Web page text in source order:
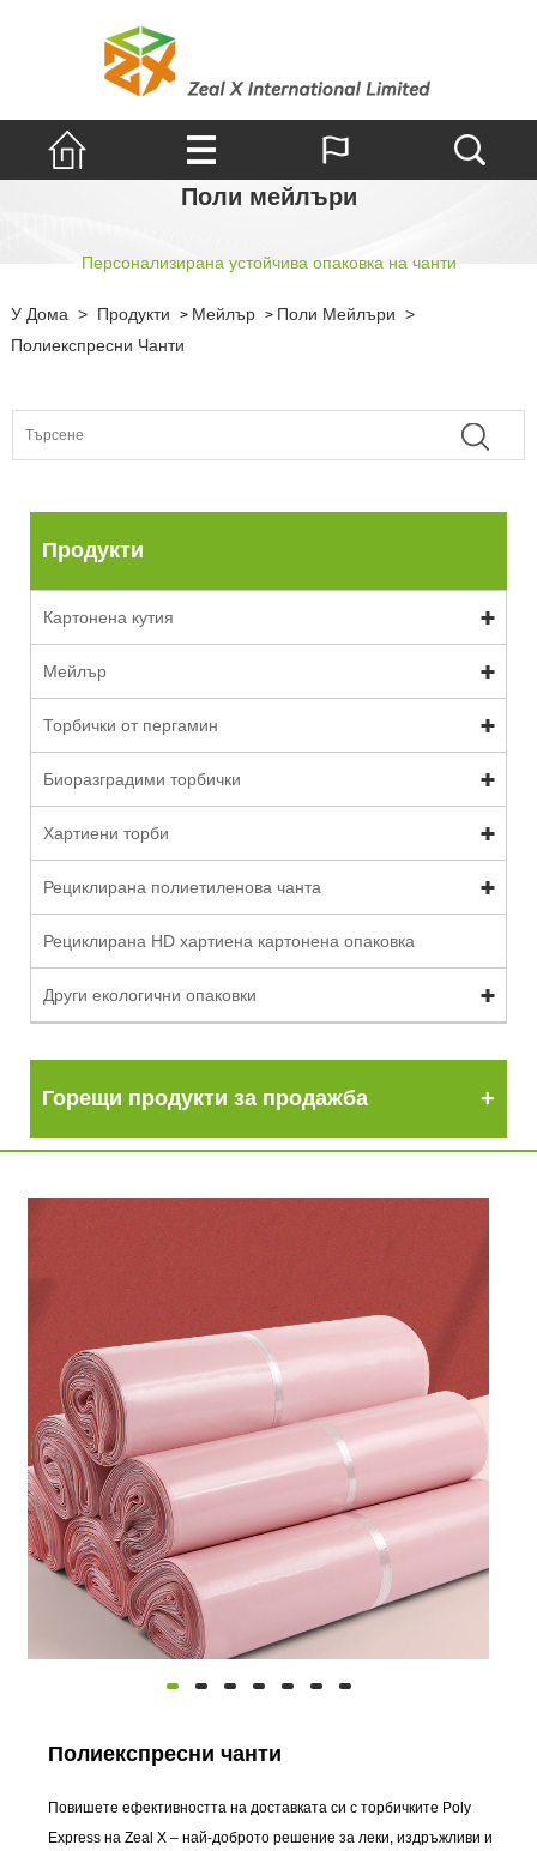
Поли мейлъри
Персонализирана устойчива опаковка на чанти
У Дома > Продукти > Мейлър > Поли Мейлъри >
Полиекспресни Чанти
Продукти
Картонена кутия
Мейлър
Торбички от пергамин
Биоразградими торбички
Хартиени торби
Рециклирана полиетиленова чанта
Рециклирана HD хартиена картонена опаковка
Други екологични опаковки
Горещи продукти за продажба
Полиекспресни чанти
Повишете ефективността на доставката си с торбичките Poly
Express на Zeal X – най-доброто решение за леки, издръжливи и